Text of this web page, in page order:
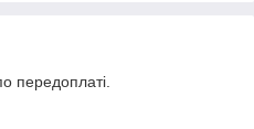
передоплаті.